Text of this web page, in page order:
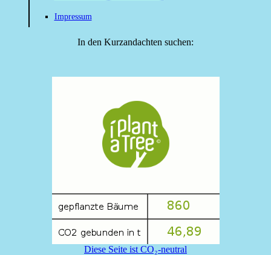
Impressum
In den Kurzandachten suchen:
Diese Seite ist CO₂-neutral